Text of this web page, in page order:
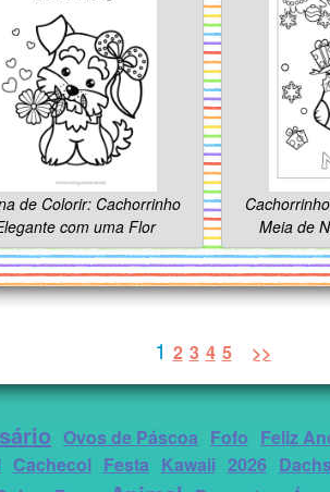
de Colorir: Cachorrinho
com uma Flor
Meia de
1 2 3 4 5 >>
Ovos de Páscoa Fofo Feliz
Cachecol Festa Kawaii 2026